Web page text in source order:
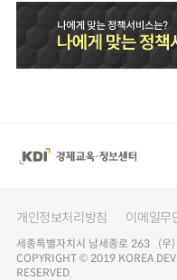
개인정보처리방침 이메일무
세종특별자치시 남세종로 263 (
COPYRIGHT © 2019 KOREA
RESERVED.